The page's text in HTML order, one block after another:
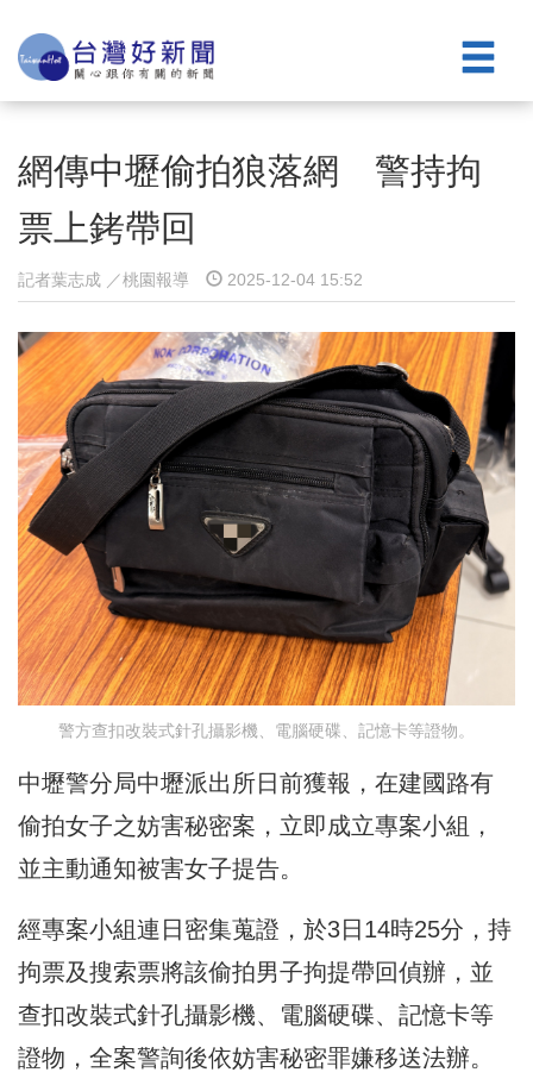
網傳中壢偷拍狼落網 警持拘
票上銬帶回
記者葉志成 ／桃園報導 2025-12-04 15:52
警方查扣改裝式針孔攝影機、電腦硬碟、記憶卡等證物。
中壢警分局中壢派出所日前獲報，在建國路有
偷拍女子之妨害秘密案，立即成立專案小組，
並主動通知被害女子提告。
經專案小組連日密集蒐證，於3日14時25分，持
拘票及搜索票將該偷拍男子拘提帶回偵辦，並
查扣改裝式針孔攝影機、電腦硬碟、記憶卡等
證物，全案警詢後依妨害秘密罪嫌移送法辦。